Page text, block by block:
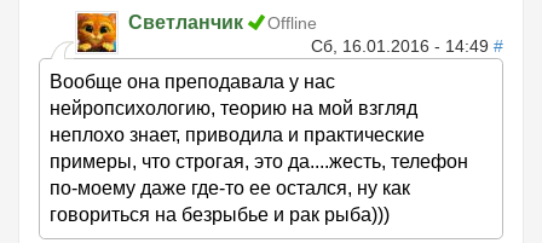
Светланчик
Offline
Сб, 16.01.2016 - 14:49 #
Вообще она преподавала у нас
нейропсихологию, теорию на мой взгляд
неплохо знает, приводила и практические
примеры, что строгая, это да....жесть, телефон
по-моему даже где-то ее остался, ну как
говориться на безрыбье и рак рыба)))